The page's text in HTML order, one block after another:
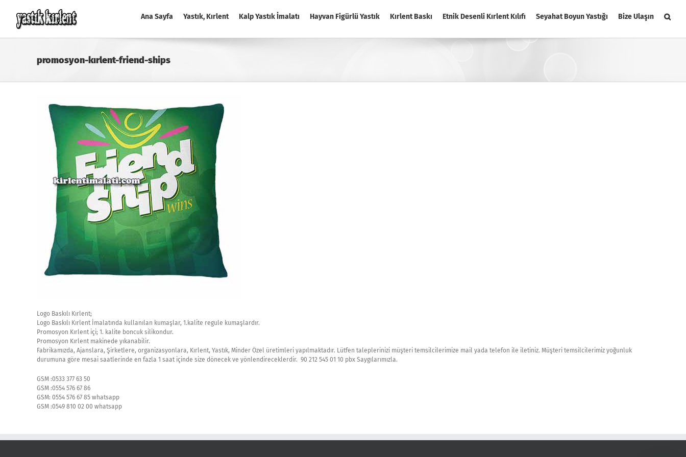
content
Ana Sayfa Yastık, Kırlent Kalp Yastık İmalatı Hayvan Figürlü Yastık Kırlent Baskı Etnik Desenli Kırlent Kılıfı Seyahat Boyun Yastığı Bize Ulaşın
promosyon-kırlent-friend-ships
Logo Baskılı Kırlent;
Logo Baskılı Kırlent İmalatında kullanılan kumaşlar, 1.kalite regule kumaşlardır.
Promosyon Kırlent içi; 1. kalite boncuk silikondur.
Promosyon Kırlent makinede yıkanabilir.
Fabrikamızda, Ajanslara, Şirketlere, organizasyonlara, Kırlent, Yastık, Minder Özel üretimleri yapılmaktadır. Lütfen taleplerinizi müşteri temsilcilerimize mail yada telefon ile iletiniz. Müşteri temsilcilerimiz yoğunluk
durumuna göre mesai saatlerinde en fazla 1 saat içinde size dönecek ve yönlendireceklerdir. 90 212 545 01 10 pbx Saygılarımızla.
GSM :0533 377 63 50
GSM :0554 576 67 86
GSM: 0554 576 67 85 whatsapp
GSM :0549 810 02 00 whatsapp